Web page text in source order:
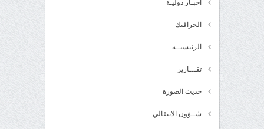
اخبـار دوليـة
الجرافيك
الرئيسيــة
تقـــارير
حديث الصورة
شــؤون الانتقالي